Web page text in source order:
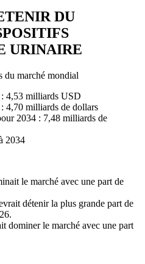
DU
URINAIRE
du marché mondial
4,53 milliards USD
4,70 milliards de dollars
2034 : 7,48 milliards de
2034
le marché avec une part de
détenir la plus grande part de
dominer le marché avec une part